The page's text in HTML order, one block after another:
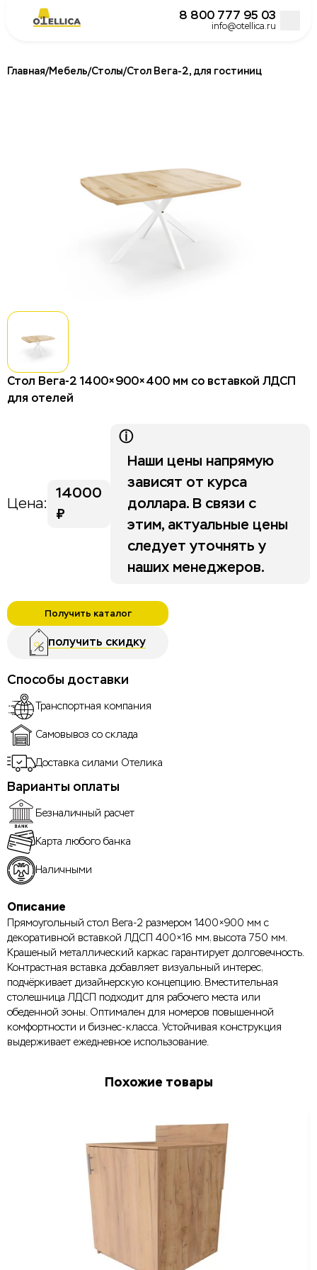
8 800 777 95 03
info@otellica.ru
Постельное белье для гостиниц и отелей
Халаты для отелей и гостиниц
Полотенца для гостиниц и отелей
Кровати
Тумбы для отелей и гостиниц
Шкафы для отелей и гостиниц
Life category A
Stripe
Главная/Мебель/Столы/Стол Вега-2, для гостиниц
Стол Вега-2 1400×900×400 мм со вставкой ЛДСП
для отелей
Цена:
14000
₽
ⓘ
Наши цены напрямую
зависят от курса
доллара. В связи с
этим, актуальные цены
следует уточнять у
наших менеджеров.
Получить каталог
получить скидку
Способы доставки
Транспортная компания
Самовывоз со склада
Доставка силами Отелика
Варианты оплаты
Безналичный расчет
Карта любого банка
Наличными
Описание
Прямоугольный стол Вега-2 размером 1400×900 мм с
декоративной вставкой ЛДСП 400×16 мм, высота 750 мм.
Крашеный металлический каркас гарантирует долговечность.
Контрастная вставка добавляет визуальный интерес,
подчёркивает дизайнерскую концепцию. Вместительная
столешница ЛДСП подходит для рабочего места или
обеденной зоны. Оптимален для номеров повышенной
комфортности и бизнес-класса. Устойчивая конструкция
выдерживает ежедневное использование.
Похожие товары